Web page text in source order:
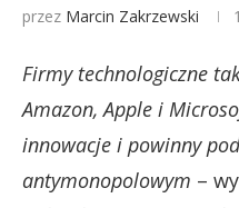
przez Marcin Zakrzewski
Firmy technologiczne
Amazon, Apple i
innowacje i powinny
antymonopolowym –